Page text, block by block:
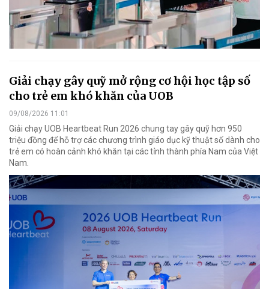
Giải chạy gây quỹ mở rộng cơ hội học tập số
cho trẻ em khó khăn của UOB
09/08/2026 11:01
Giải chạy UOB Heartbeat Run 2026 chung tay gây quỹ hơn 950
triệu đồng để hỗ trợ các chương trình giáo dục kỹ thuật số dành cho
trẻ em có hoàn cảnh khó khăn tại các tỉnh thành phía Nam của Việt
Nam.